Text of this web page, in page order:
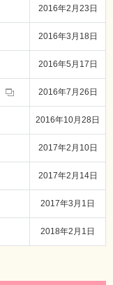
2016年2月23日
2016年3月18日
2016年5月17日
2016年7月26日
2016年10月28日
2017年2月10日
2017年2月14日
2017年3月1日
2018年2月1日